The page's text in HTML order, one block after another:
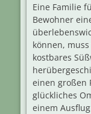
Eine Familie
Bewohner
können,
kostbares
einen großen
glückliches
einem